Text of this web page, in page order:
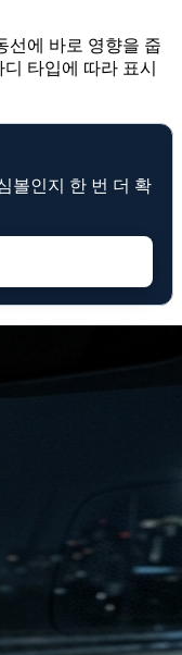
선에 바로 영향을 줍
타입에 따라 표시
볼인지 한 번 더 확